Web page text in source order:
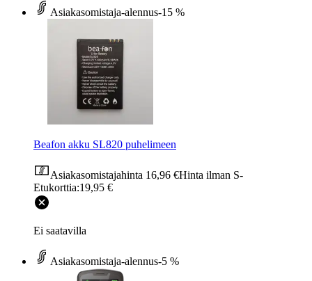
Asiakasomistaja-alennus-15 %
Beafon akku SL820 puhelimeen
Asiakasomistajahinta 16,96 €Hinta ilman S-
Etukorttia:19,95 €
Ei saatavilla
Asiakasomistaja-alennus-5 %